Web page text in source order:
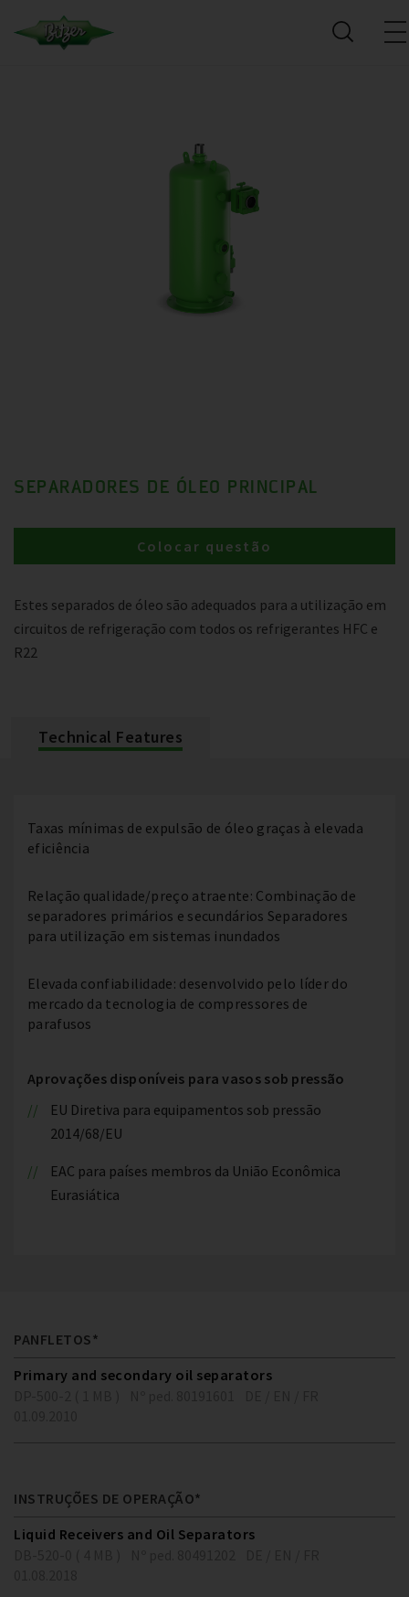
SEPARADORES DE ÓLEO PRINCIPAL
Estes separados de óleo são adequados para a utilização em
circuitos de refrigeração com todos os refrigerantes HFC e
R22
Colocar questão
Technical Features
Taxas mínimas de expulsão de óleo graças à elevada
eficiência
Relação qualidade/preço atraente: Combinação de
separadores primários e secundários Separadores
para utilização em sistemas inundados
Elevada confiabilidade: desenvolvido pelo líder do
mercado da tecnologia de compressores de
parafusos
Aprovações disponíveis para vasos sob pressão
EU Diretiva para equipamentos sob pressão
2014/68/EU
EAC para países membros da União Econômica
Eurasiática
PANFLETOS*
Primary and secondary oil separators
INSTRUÇÕES DE OPERAÇÃO*
Liquid Receivers and Oil Separators